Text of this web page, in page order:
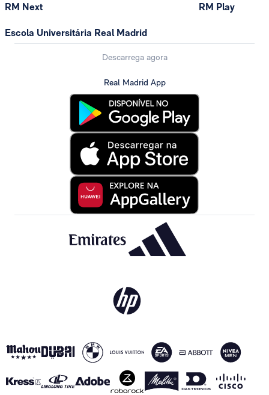
RM Next
Escola Universitária Real Madrid
RM Play
Descarrega agora
Real Madrid App